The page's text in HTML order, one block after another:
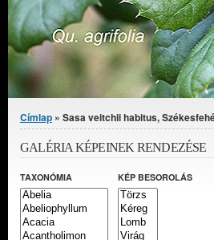
Jelenlegi hely
Címlap » Sasa veitchii habitus,
GALÉRIA KÉPEINEK RENDEZÉSE
TAXONÓMIA KÉP BESOROLÁS